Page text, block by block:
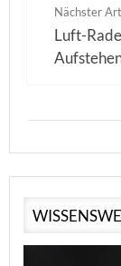
Nächster
Luft-